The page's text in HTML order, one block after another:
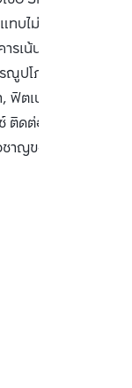
บไม่ติดพื้น
น้นความโปร่ง
ปโภคและสิ่ง
ฟิตเนส, ห้องสตีม
ดต่อหาเรา
ของเราได้